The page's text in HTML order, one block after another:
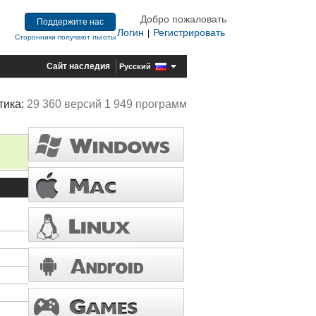
Поддержите нас
Сторонники получают льготы
Добро пожаловать
Логин
Регистрировать
Сайт наследия Русский
29 360 версий 1 949 программ